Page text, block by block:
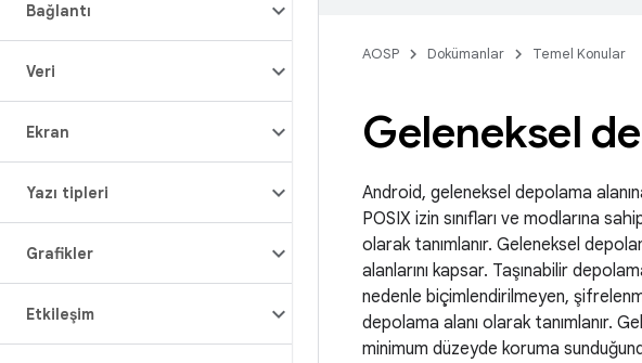
Bağlantı
Veri
Ekran
Yazı tipleri
Grafikler
Etkileşim
AOSP Dokümanlar Temel Konular
Geleneksel
Android, geleneksel depolama
POSIX izin sınıfları ve modlarına
olarak tanımlanır. Geleneksel
alanlarını kapsar. Taşınabilir
nedenle biçimlendirilmeyen,
depolama alanı olarak tanımlanır.
minimum düzeyde koruma